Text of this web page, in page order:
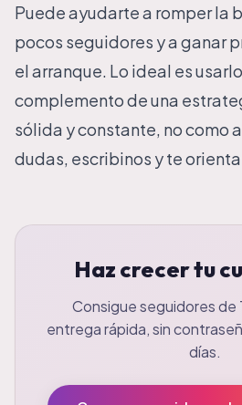
Puede ayudarte a romper la
pocos seguidores y a ganar
el arranque. Lo ideal es
complemento de una
sólida y constante, no como
dudas, escribinos y te
Haz crecer tu
Consigue seguidores de
entrega rápida, sin
días.